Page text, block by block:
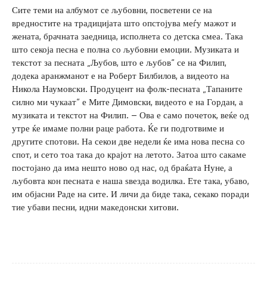
Сите теми на албумот се љубовни, посветени се на
вредностите на традицијата што опстојува меѓу мажот и
жената, брачната заедница, исполнета со детска смеа. Така
што секоја песна е полна со љубовни емоции. Музиката и
текстот за песната „Љубов, што е љубов“ се на Филип,
додека аранжманот е на Роберт Билбилов, а видеото на
Никола Наумовски. Продуцент на фолк-песната „Тапаните
силно ми чукаат“ е Мите Димовски, видеото е на Гордан, а
музиката и текстот на Филип. – Ова е само почеток, веќе од
утре ќе имаме полни раце работа. Ќе ги подготвиме и
другите спотови. На секои две недели ќе има нова песна со
спот, и сето тоа така до крајот на летото. Затоа што сакаме
постојано да има нешто ново од нас, од браќата Нуне, а
љубовта кон песната е наша ѕвезда водилка. Ете така, убаво,
им објасни Раде на сите. И личи да биде така, секако поради
тие убави песни, идни македонски хитови.